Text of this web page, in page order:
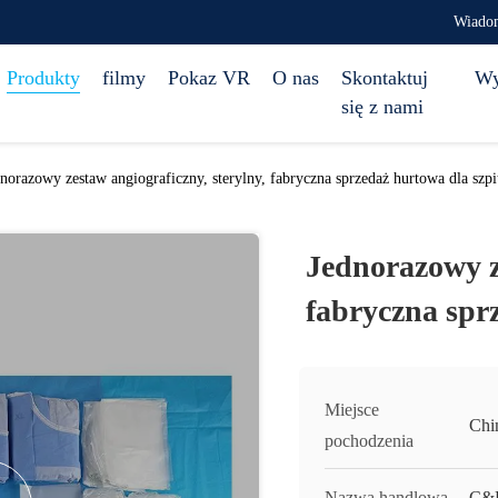
Produkty filmy Pokaz VR O nas
Skontaktuj
się z nami
zestaw angiograficzny, sterylny, fabryczna sprzedaż hurtowa dla
Jednorazowy
fabryczna
Miejsce
pochodzenia